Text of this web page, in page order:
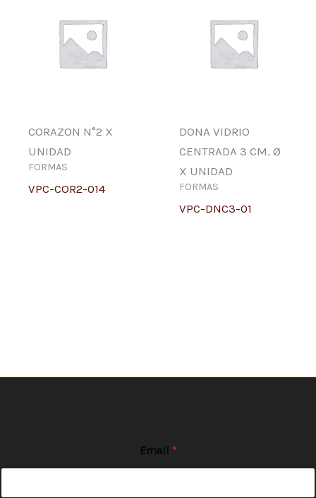
CORAZON N°2 X
UNIDAD
FORMAS
VPC-COR2-014
DONA VIDRIO
CENTRADA 3 CM. Ø
X UNIDAD
FORMAS
VPC-DNC3-01
Email *